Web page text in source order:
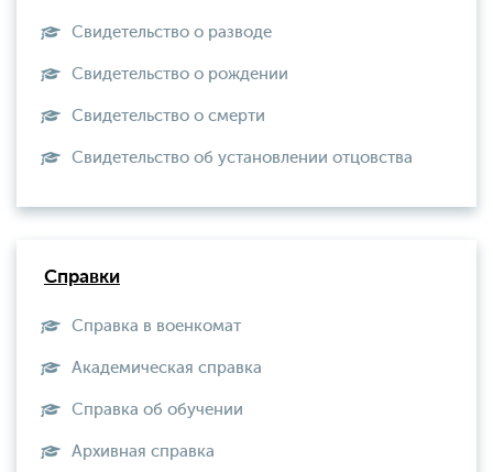
Свидетельство о разводе
Свидетельство о рождении
Свидетельство о смерти
Свидетельство об установлении отцовства
Справки
Справка в военкомат
Академическая справка
Справка об обучении
Архивная справка